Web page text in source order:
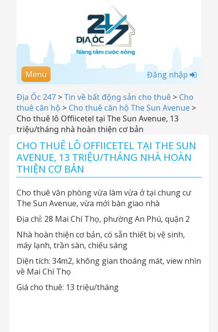
Menu Đăng nhập
Địa Ốc 247>Tin về bất động sản cho thuê> Cho
thuê căn hộ > Cho thuê căn hộ The Sun Avenue>
Cho thuê lô Offiicetel tại The Sun Avenue, 13
triệu/tháng nhà hoàn thiện cơ bản
CHO THUÊ LÔ OFFIICETEL TẠI THE SUN
AVENUE, 13 TRIỆU/THÁNG NHÀ HOÀN
THIỆN CƠ BẢN
Cho thuê văn phòng vừa làm vừa ở tại chung cư
The Sun Avenue, vừa mới bàn giao nhà
Địa chỉ: 28 Mai Chí Thọ, phường An Phú, quận 2
Nhà hoàn thiện cơ bản, có sẵn thiết bị vệ sinh,
máy lạnh, trần sàn, chiếu sáng
Diện tích: 34m2, không gian thoáng mát, view nhìn
về Mai Chí Thọ
Giá cho thuê: 13 triệu/tháng